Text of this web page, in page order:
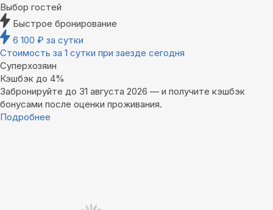
Выбор гостей
Быстрое бронирование
6 100 ₽ за сутки
Стоимость за 1 сутки при заезде сегодня
Суперхозяин
Кэшбэк до 4%
Забронируйте до 31 августа 2026 — и получите кэшбэк
бонусами после оценки проживания.
Подробнее